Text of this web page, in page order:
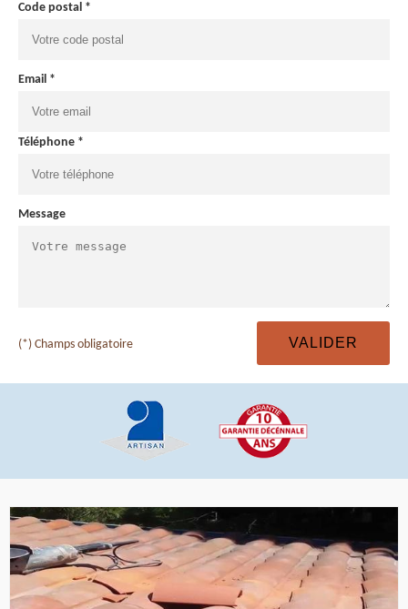
Code postal *
Email *
Téléphone *
Message
(*) Champs obligatoire